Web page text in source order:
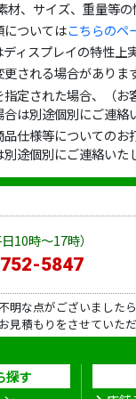
、サイズ、重量等
ついてはこちらのペ
ィスプレイの特性上
される場合がありま
定された場合、（
は別途個別にご連絡
仕様等についての
途個別にご連絡いた
10時～17時）
5847
明な点がございました
見積もりをさせていた
探す